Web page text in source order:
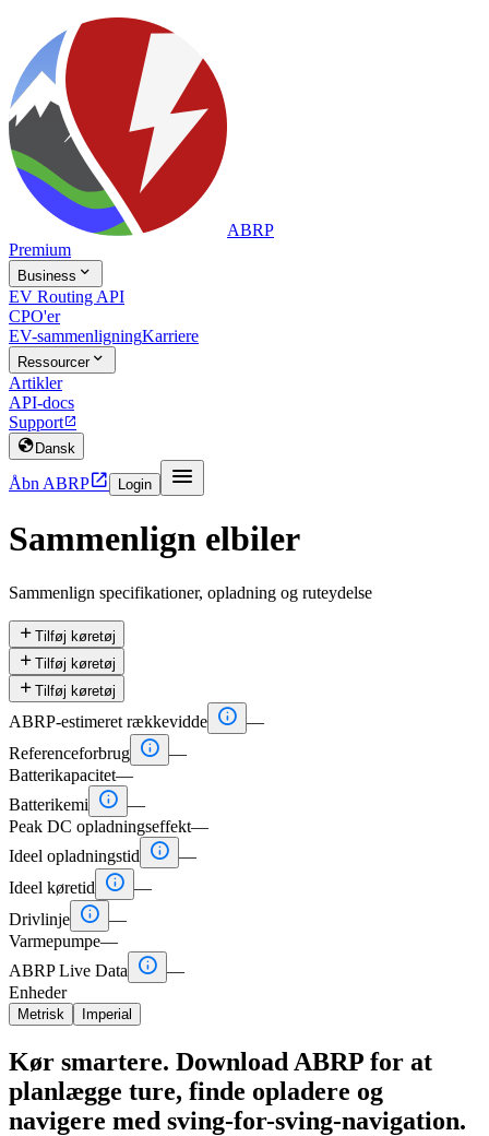
ABRP
Premium
Business 
EV Routing API
CPO'er
EV-sammenligningKarriere
Ressourcer
Artikler
API-docs
Support
 Dansk
Åbn ABRP Login 
Sammenlign elbiler
Sammenlign specifikationer, opladning og ruteydelse
 Tilføj køretøj
 Tilføj køretøj
 Tilføj køretøj
ABRP-estimeret rækkevidde  —
Referenceforbrug  —
Batterikapacitet—
Batterikemi
 —
Peak DC opladningseffekt—
Ideel opladningstid
 —
Ideel køretid
 —
Drivlinje  —
Varmepumpe—
ABRP Live Data
 —
Enheder
Metrisk Imperial
Kør smartere. Download ABRP for at
planlægge ture, finde opladere og
navigere med sving-for-sving-navigation.